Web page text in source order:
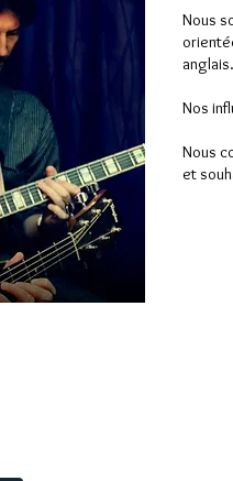
Nous
anglais.
Nos
Nous
et